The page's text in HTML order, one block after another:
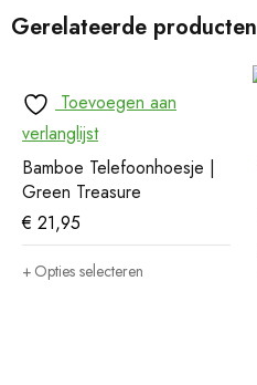
Gerelateerde producten
Toevoegen aan
verlanglijst
Bamboe Telefoonhoesje |
Green Treasure
€ 21,95
Opties selecteren